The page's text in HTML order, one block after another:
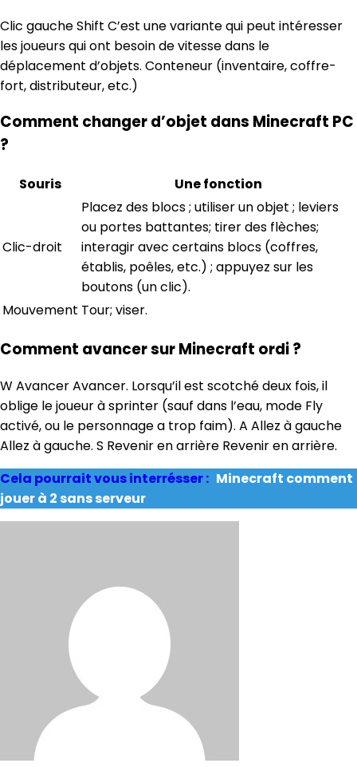
Clic gauche Shift C’est une variante qui peut intéresser
les joueurs qui ont besoin de vitesse dans le
déplacement d’objets. Conteneur (inventaire, coffre-
fort, distributeur, etc.)
Comment changer d’objet dans Minecraft PC
?
Souris Une fonction
Clic-droit
Placez des blocs ; utiliser un objet ; leviers
ou portes battantes; tirer des flèches;
interagir avec certains blocs (coffres,
établis, poêles, etc.) ; appuyez sur les
boutons (un clic).
Mouvement Tour; viser.
Comment avancer sur Minecraft ordi ?
W Avancer Avancer. Lorsqu’il est scotché deux fois, il
oblige le joueur à sprinter (sauf dans l’eau, mode Fly
activé, ou le personnage a trop faim). A Allez à gauche
Allez à gauche. S Revenir en arrière Revenir en arrière.
Cela pourrait vous interrésser : Minecraft comment
jouer à 2 sans serveur